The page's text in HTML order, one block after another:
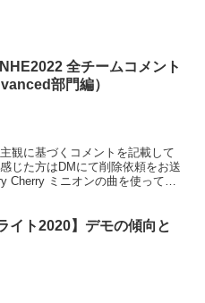
全チームコメント
部門編）
観に基づくコメントを記載して
じた方はDMにて削除依頼をお送
Cherry ミニオンの曲を使ってそ
イト2020】デモの傾向と